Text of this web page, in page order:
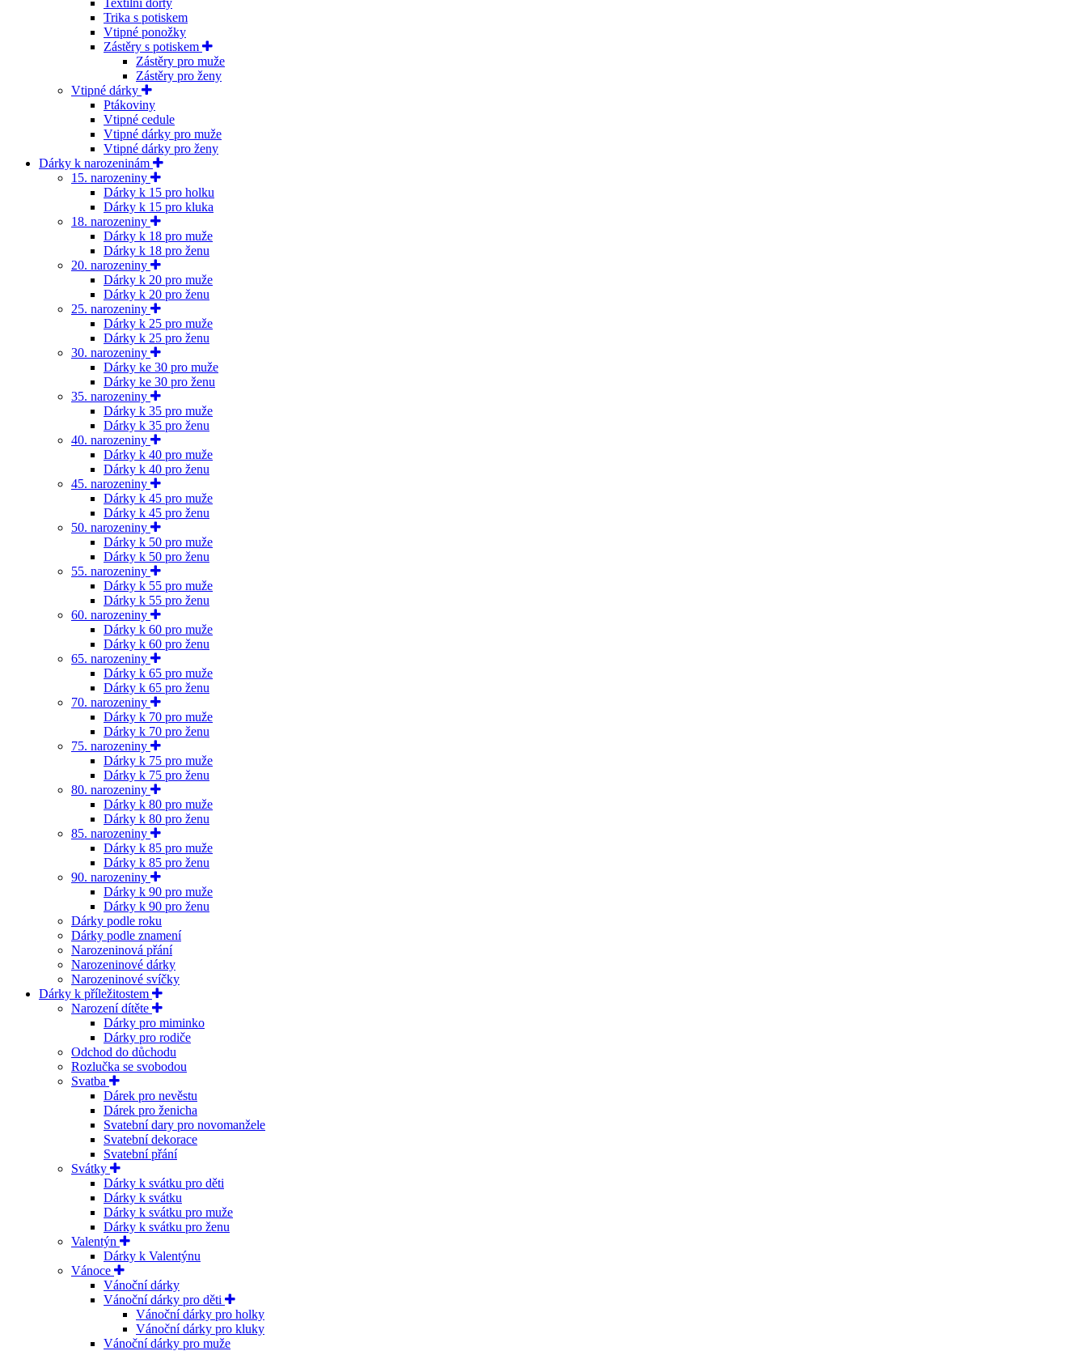
Textilní dorty
Trika s potiskem
Vtipné ponožky
Zástěry s potiskem
Zástěry pro muže
Zástěry pro ženy
Vtipné dárky
Ptákoviny
Vtipné cedule
Vtipné dárky pro muže
Vtipné dárky pro ženy
Dárky k narozeninám
15. narozeniny
Dárky k 15 pro holku
Dárky k 15 pro kluka
18. narozeniny
Dárky k 18 pro muže
Dárky k 18 pro ženu
20. narozeniny
Dárky k 20 pro muže
Dárky k 20 pro ženu
25. narozeniny
Dárky k 25 pro muže
Dárky k 25 pro ženu
30. narozeniny
Dárky ke 30 pro muže
Dárky ke 30 pro ženu
35. narozeniny
Dárky k 35 pro muže
Dárky k 35 pro ženu
40. narozeniny
Dárky k 40 pro muže
Dárky k 40 pro ženu
45. narozeniny
Dárky k 45 pro muže
Dárky k 45 pro ženu
50. narozeniny
Dárky k 50 pro muže
Dárky k 50 pro ženu
55. narozeniny
Dárky k 55 pro muže
Dárky k 55 pro ženu
60. narozeniny
Dárky k 60 pro muže
Dárky k 60 pro ženu
65. narozeniny
Dárky k 65 pro muže
Dárky k 65 pro ženu
70. narozeniny
Dárky k 70 pro muže
Dárky k 70 pro ženu
75. narozeniny
Dárky k 75 pro muže
Dárky k 75 pro ženu
80. narozeniny
Dárky k 80 pro muže
Dárky k 80 pro ženu
85. narozeniny
Dárky k 85 pro muže
Dárky k 85 pro ženu
90. narozeniny
Dárky k 90 pro muže
Dárky k 90 pro ženu
Dárky podle roku
Dárky podle znamení
Narozeninová přání
Narozeninové dárky
Narozeninové svíčky
Dárky k příležitostem
Narození dítěte
Dárky pro miminko
Dárky pro rodiče
Odchod do důchodu
Rozlučka se svobodou
Svatba
Dárek pro nevěstu
Dárek pro ženicha
Svatební dary pro novomanžele
Svatební dekorace
Svatební přání
Svátky
Dárky k svátku pro děti
Dárky k svátku
Dárky k svátku pro muže
Dárky k svátku pro ženu
Valentýn
Dárky k Valentýnu
Vánoce
Vánoční dárky
Vánoční dárky pro děti
Vánoční dárky pro holky
Vánoční dárky pro kluky
Vánoční dárky pro muže